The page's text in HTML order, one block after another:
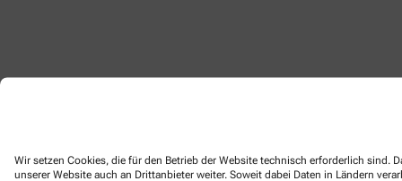
Wir setzen Cookies, die für den Betrieb der Website technisch erforderlich sind.
unserer Website auch an Drittanbieter weiter. Soweit dabei Daten in Ländern